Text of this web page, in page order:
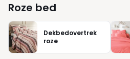
Roze bed
Dekbedovertrek
roze